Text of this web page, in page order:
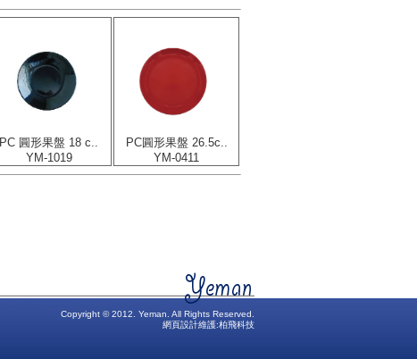
PC 圓形果盤 18 c..
YM-1019
PC圓形果盤 26.5c..
YM-0411
Copyright © 2012. Yeman. All Rights Reserved.
網頁設計維護:柏飛科技